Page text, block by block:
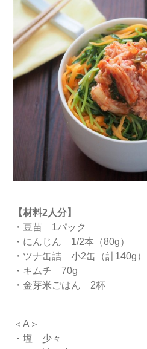
【材料2人分】
・豆苗 1パック
・にんじん 1/2本（80g）
・ツナ缶詰 小2缶（計140g）
・キムチ 70g
・金芽米ごはん 2杯
＜A＞
・塩 少々